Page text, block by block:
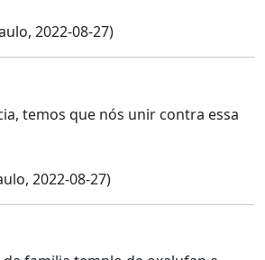
2022-08-27)
temos que nós unir contra essa
2022-08-27)